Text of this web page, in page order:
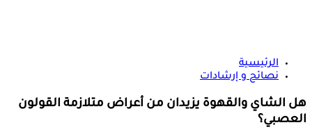
الرئيسية
نصائح و إرشادات
هل الشاي والقهوة يزيدان من أعراض متلازمة القولون
العصبي؟